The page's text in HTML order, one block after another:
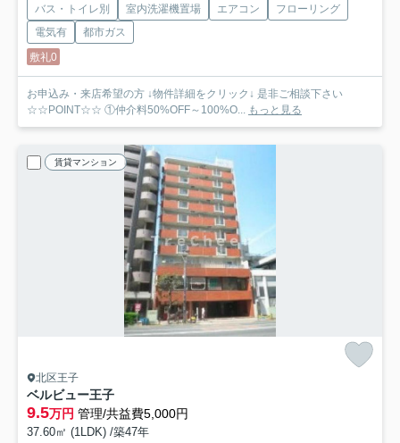
バス・トイレ別 室内洗濯機置場 エアコン
フローリング
電気有
都市ガス
敷礼0
お申込み・来店希望の方 ↓物件詳細をクリック↓ 是非ご相談下さい
☆☆POINT☆☆ ①仲介料50%OFF～100%O...
もっと見る
賃貸マンション
北区王子
ベルビュー王子
9.5万円 管理/共益費5,000円
37.60㎡ (1LDK) /築47年